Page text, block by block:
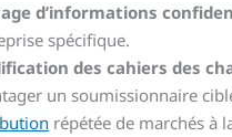
d’informations
spécifique.
des cahiers des
un soumissionnaire
répétée de marchés à